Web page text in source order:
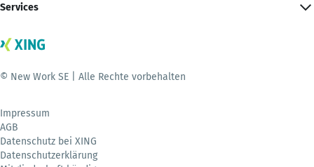
Services
© New Work SE | Alle Rechte vorbehalten
Impressum
AGB
Datenschutz bei XING
Datenschutzerklärung